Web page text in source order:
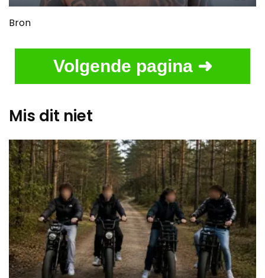
Bron
Volgende pagina ➜
Mis dit niet